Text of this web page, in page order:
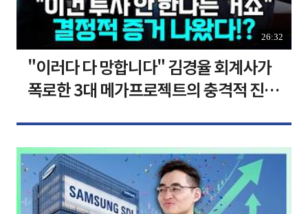
26:32
"이러다 다 망합니다" 김경율 회계사가
폭로한 3대 메가프로젝트의 충격적 진실